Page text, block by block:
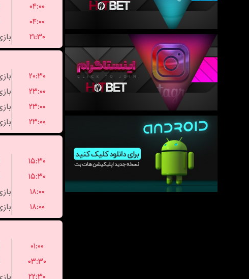
۰۴:۰۰
۰۴:۰۰
۲۱:۳۰
۲۰:۳۰
۲۳:۰۰
۲۳:۰۰
۲۳:۰۰
۱۵:۳۰
۱۵:۳۰
۱۸:۰۰
۱۸:۰۰
۰۱:۰۰
۰۳:۳۰